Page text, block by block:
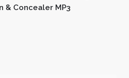
& Concealer MP3